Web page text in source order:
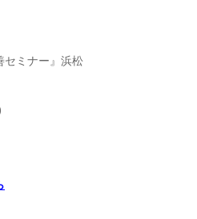
ミナー』浜松